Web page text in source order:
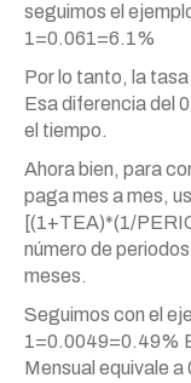
seguimos el
1=0.061=6.1%
Por lo tanto, la
Esa diferencia del
el tiempo.
Ahora bien, para
paga mes a mes,
[(1+TEA)*(1/
número de
meses.
Seguimos con el
1=0.0049=0.49%
Mensual equivale